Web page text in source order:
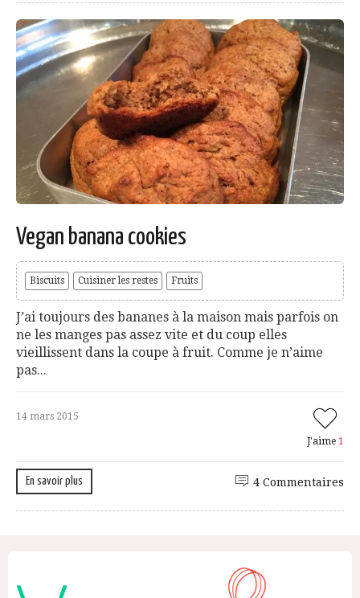
Vegan banana cookies
Biscuits Cuisiner les restes Fruits
J’ai toujours des bananes à la maison mais parfois on
ne les manges pas assez vite et du coup elles
vieillissent dans la coupe à fruit. Comme je n’aime
pas...
14 mars 2015
J'aime 1
En savoir plus 4 Commentaires